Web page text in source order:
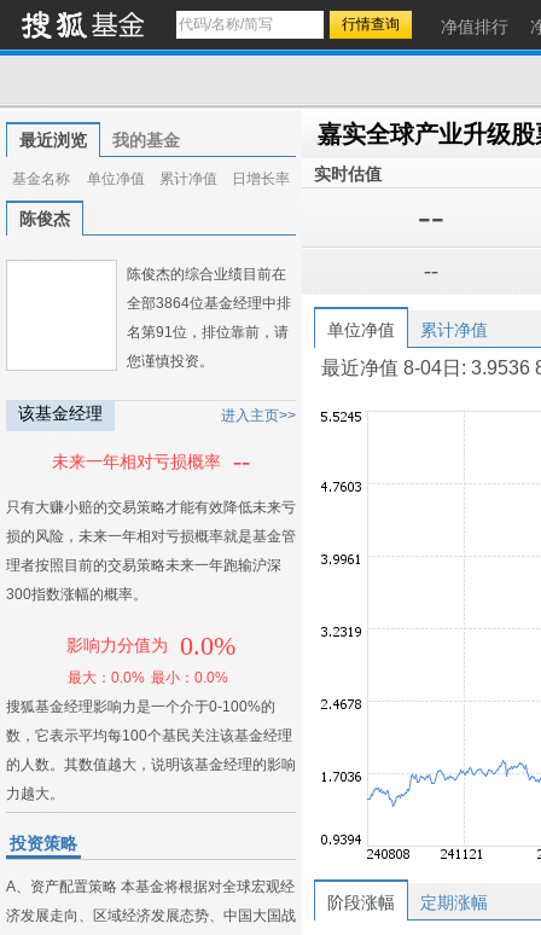
净值排行
最近浏览 我的基金
基金名称 单位净值 累计净值 日增长率
陈俊杰
陈俊杰的综合业绩目前在
全部3864位基金经理中排
名第91位，排位靠前，请
您谨慎投资。
该基金经理 进入主页>>
未来一年相对亏损概率 --
只有大赚小赔的交易策略才能有效降低未来亏
损的风险，未来一年相对亏损概率就是基金管
理者按照目前的交易策略未来一年跑输沪深
300指数涨幅的概率。
影响力分值为 0.0%
最大：0.0% 最小：0.0%
搜狐基金经理影响力是一个介于0-100%的
数，它表示平均每100个基民关注该基金经理
的人数。其数值越大，说明该基金经理的影响
力越大。
投资策略
A、资产配置策略 本基金将根据对全球宏观经
济发展走向、区域经济发展态势、中国大国战
实时估值
--
--
单位净值 累计净值
最近净值 8-04日: 3.9536
阶段涨幅 定期涨幅